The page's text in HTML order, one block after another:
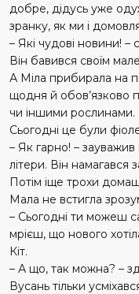
добре, дідусь уже
зранку, як ми і
– Які чудові новини! –
Він бавився своїм
А Міла прибирала на
щодня й обов’язково
чи іншими рослинами.
Сьогодні це були
– Як гарно! – зауважив
літери. Він намагався
Потім іще трохи
Мала не встигла
– Сьогодні ти можеш
мрієш, що нового
Кіт.
– А що, так можна? –
Вусань тільки